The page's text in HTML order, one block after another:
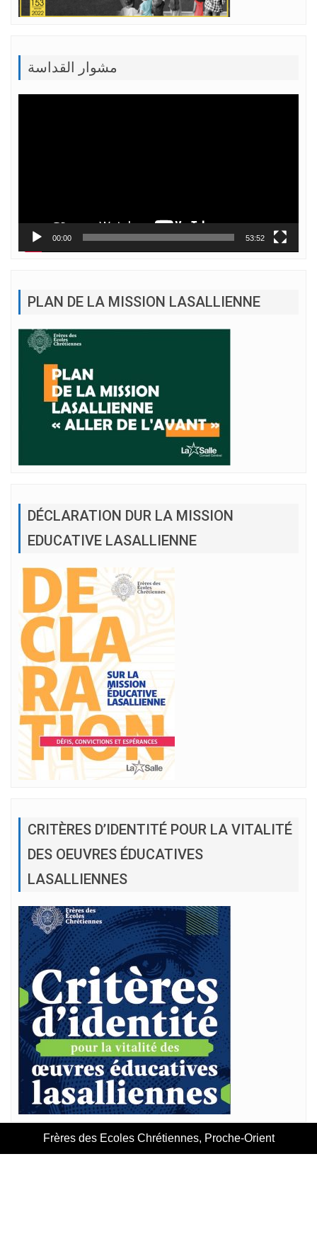
مشوار القداسة
00:00 53:52
PLAN DE LA MISSION LASALLIENNE
DÉCLARATION DUR LA MISSION
EDUCATIVE LASALLIENNE
CRITÈRES D’IDENTITÉ POUR LA VITALITÉ
DES OEUVRES ÉDUCATIVES
LASALLIENNES
Frères des Ecoles Chrétiennes, Proche-Orient